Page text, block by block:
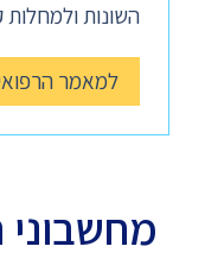
השונות
למאמר
מחשבוני